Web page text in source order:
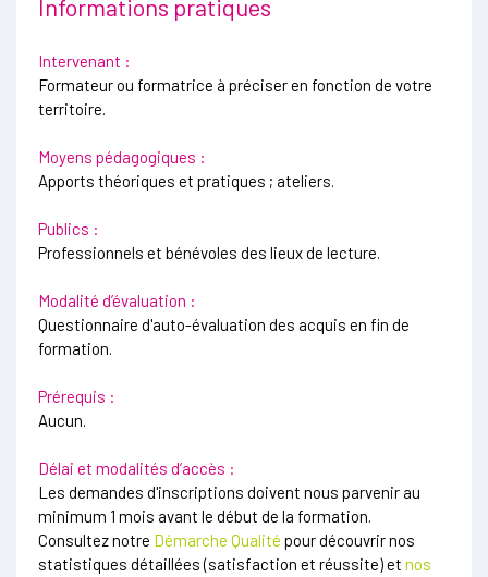
Informations pratiques
Intervenant :
Formateur ou formatrice à préciser en fonction de votre
territoire.
Moyens pédagogiques :
Apports théoriques et pratiques ; ateliers.
Publics :
Professionnels et bénévoles des lieux de lecture.
Modalité d’évaluation :
Questionnaire d'auto-évaluation des acquis en fin de
formation.
Prérequis :
Aucun.
Délai et modalités d’accès :
Les demandes d'inscriptions doivent nous parvenir au
minimum 1 mois avant le début de la formation.
Consultez notre Démarche Qualité pour découvrir nos
statistiques détaillées (satisfaction et réussite) et nos